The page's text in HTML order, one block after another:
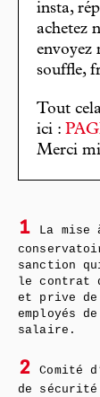
insta,
achetez
envoyez
souffle,
Tout
ici :
Merci
1
La mise
sanction
le contrat
et prive
employés
salaire.
2
Comité
de